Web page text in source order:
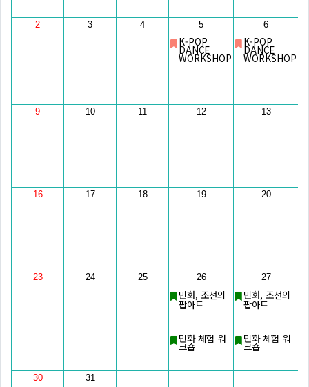
2 3 4 5
K-POP
DANCE
WORKSHOP
6
K-POP
DANCE
WORKSHOP
9 10 11 12 13
16 17 18 19 20
23 24 25 26
민화, 조선의
팝아트
민화 체험 워
크숍
27
민화, 조선의
팝아트
민화 체험 워
크숍
30 31